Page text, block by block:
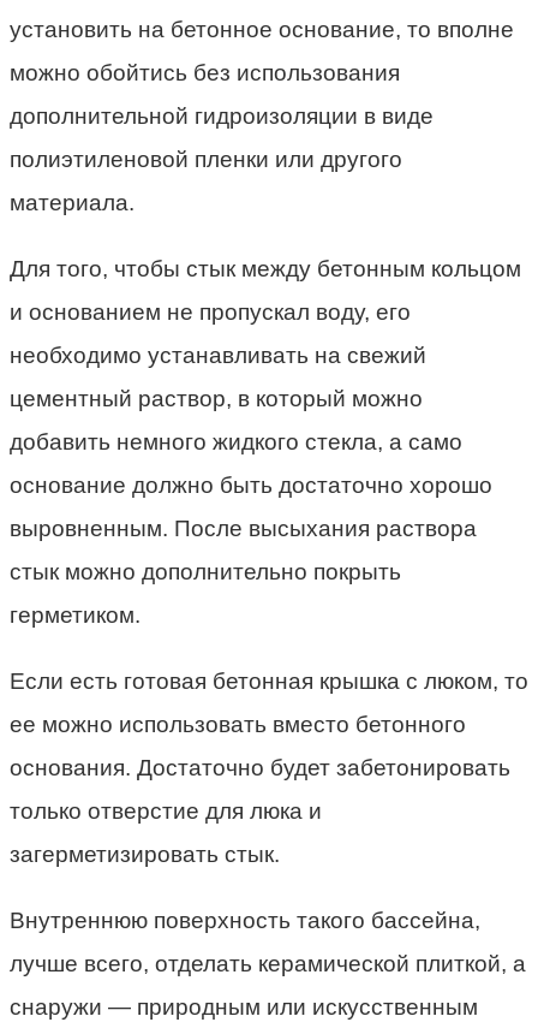
установить на бетонное основание, то вполне
можно обойтись без использования
дополнительной гидроизоляции в виде
полиэтиленовой пленки или другого
материала.
Для того, чтобы стык между бетонным кольцом
и основанием не пропускал воду, его
необходимо устанавливать на свежий
цементный раствор, в который можно
добавить немного жидкого стекла, а само
основание должно быть достаточно хорошо
выровненным. После высыхания раствора
стык можно дополнительно покрыть
герметиком.
Если есть готовая бетонная крышка с люком, то
ее можно использовать вместо бетонного
основания. Достаточно будет забетонировать
только отверстие для люка и
загерметизировать стык.
Внутреннюю поверхность такого бассейна,
лучше всего, отделать керамической плиткой, а
снаружи — природным или искусственным